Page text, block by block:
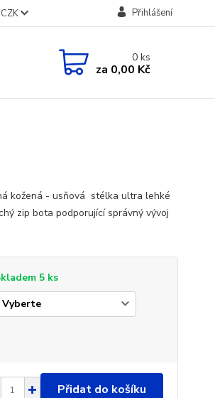
CZK Přihlášení
0ks
za 0,00 Kč
kožená - usňová stélka ultra lehké
zip bota podporující správný vývoj
5 ks
Přidat do košíku